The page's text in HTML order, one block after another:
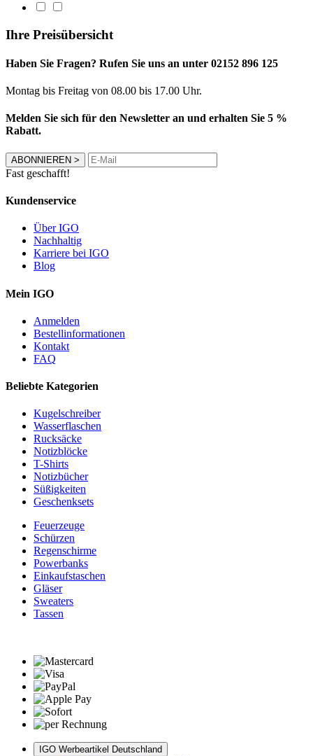
Ihre Preisübersicht
Haben Sie Fragen? Rufen Sie uns an unter 02152 896 125
Montag bis Freitag von 08.00 bis 17.00 Uhr.
Melden Sie sich für den Newsletter an und erhalten Sie 5 %
Rabatt.
ABONNIEREN >
Fast geschafft!
Kundenservice
Über IGO
Nachhaltig
Karriere bei IGO
Blog
Mein IGO
Anmelden
Bestellinformationen
Kontakt
FAQ
Beliebte Kategorien
Kugelschreiber
Wasserflaschen
Rucksäcke
Notizblöcke
T-Shirts
Notizbücher
Süßigkeiten
Geschenksets
Feuerzeuge
Schürzen
Regenschirme
Powerbanks
Einkaufstaschen
Gläser
Sweaters
Tassen
IGO Werbeartikel Deutschland